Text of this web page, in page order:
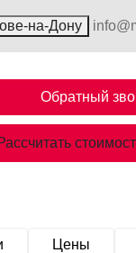
на-Дону
Обратный
Цены